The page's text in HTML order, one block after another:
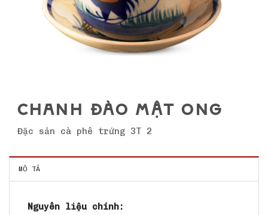
CHANH ĐÀO MẬT ONG
Đặc sản cà phê trứng 3T 2
MÔ TẢ
Nguyên liệu chính: